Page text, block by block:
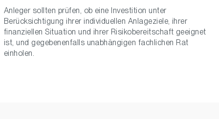
Anleger sollten prüfen, ob eine Investition unter
Berücksichtigung ihrer individuellen Anlageziele, ihrer
finanziellen Situation und ihrer Risikobereitschaft geeignet
ist, und gegebenenfalls unabhängigen fachlichen Rat
einholen.